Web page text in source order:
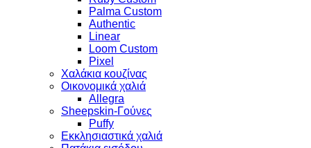
Palma Custom
Authentic
Linear
Loom Custom
Pixel
Χαλάκια κουζίνας
Οικονομικά χαλιά
Allegra
Sheepskin-Γούνες
Puffy
Εκκλησιαστικά χαλιά